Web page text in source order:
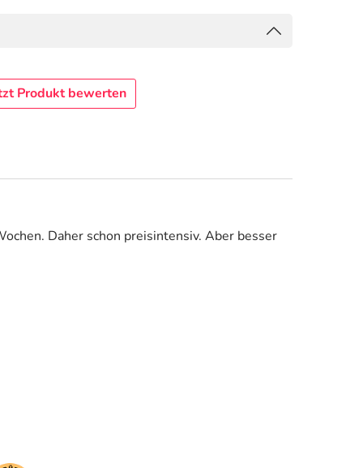
Produkt bewerten
Daher schon preisintensiv. Aber besser